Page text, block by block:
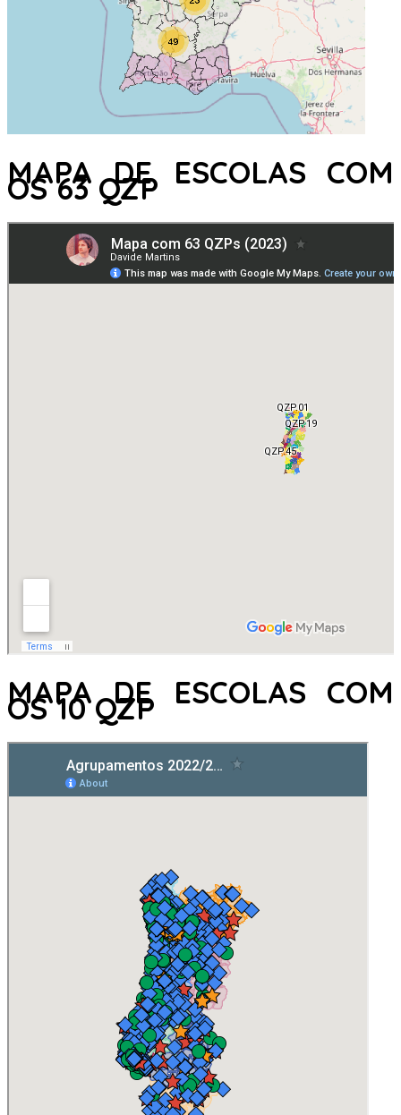
MAPA DE ESCOLAS COM
OS 63 QZP
MAPA DE ESCOLAS COM
OS 10 QZP